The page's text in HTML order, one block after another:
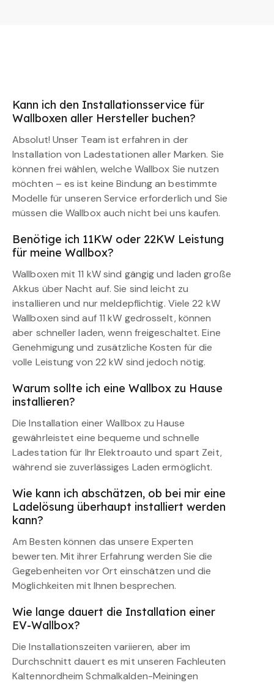
Kann ich den Installationsservice für
Wallboxen aller Hersteller buchen?
Absolut! Unser Team ist erfahren in der
Installation von Ladestationen aller Marken. Sie
können frei wählen, welche Wallbox Sie nutzen
möchten – es ist keine Bindung an bestimmte
Modelle für unseren Service erforderlich und Sie
müssen die Wallbox auch nicht bei uns kaufen.
Benötige ich 11KW oder 22KW Leistung
für meine Wallbox?
Wallboxen mit 11 kW sind gängig und laden große
Akkus über Nacht auf. Sie sind leicht zu
installieren und nur meldepflichtig. Viele 22 kW
Wallboxen sind auf 11 kW gedrosselt, können
aber schneller laden, wenn freigeschaltet. Eine
Genehmigung und zusätzliche Kosten für die
volle Leistung von 22 kW sind jedoch nötig.
Warum sollte ich eine Wallbox zu Hause
installieren?
Die Installation einer Wallbox zu Hause
gewährleistet eine bequeme und schnelle
Ladestation für Ihr Elektroauto und spart Zeit,
während sie zuverlässiges Laden ermöglicht.
Wie kann ich abschätzen, ob bei mir eine
Ladelösung überhaupt installiert werden
kann?
Am Besten können das unsere Experten
bewerten. Mit ihrer Erfahrung werden Sie die
Gegebenheiten vor Ort einschätzen und die
Möglichkeiten mit Ihnen besprechen.
Wie lange dauert die Installation einer
EV-Wallbox?
Die Installationszeiten variieren, aber im
Durchschnitt dauert es mit unseren Fachleuten
Kaltennordheim Schmalkalden-Meiningen